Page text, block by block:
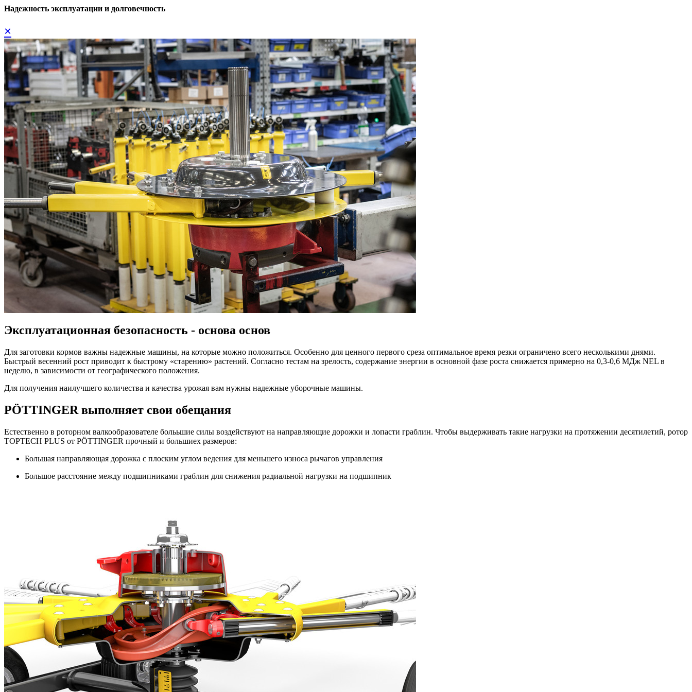
Надежность эксплуатации и долговечность
×
Эксплуатационная безопасность - основа основ
Для заготовки кормов важны надежные машины, на которые можно положиться. Особенно для ценного первого среза оптимальное время резки ограничено всего несколькими днями.
Быстрый весенний рост приводит к быстрому «старению» растений. Согласно тестам на зрелость, содержание энергии в основной фазе роста снижается примерно на 0,3-0,6 МДж NEL в
неделю, в зависимости от географического положения.
Для получения наилучшего количества и качества урожая вам нужны надежные уборочные машины.
PÖTTINGER выполняет свои обещания
Естественно в роторном валкообразователе болььшие силы воздействуют на направляющие дорожки и лопасти граблин. Чтобы выдерживать такие нагрузки на протяжении десятилетий, ротор
TOPTECH PLUS от PÖTTINGER прочный и большиех размеров:
Большая направляющая дорожка с плоским углом ведения для меньшего износа рычагов управления
Большое расстояние между подшипниками граблин для снижения радиальной нагрузки на подшипник